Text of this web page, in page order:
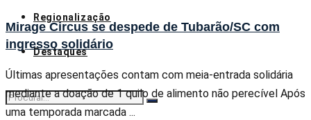
Regionalização
Destaques
Mirage Circus se despede de Tubarão/SC com
ingresso solidário
Últimas apresentações contam com meia-entrada solidária
mediante a doação de 1 quilo de alimento não perecível Após
uma temporada marcada ...